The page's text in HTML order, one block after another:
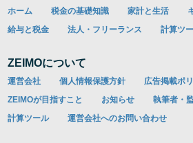
ホーム 税金の基礎知識 家計と生活
給与と税金
法人・フリーランス 計算ツ
ZEIMOについて
運営会社 個人情報保護方針 広告掲載ポ
ZEIMOが目指すこと
お知らせ
執筆者・
計算ツール
運営会社へのお問い合わせ